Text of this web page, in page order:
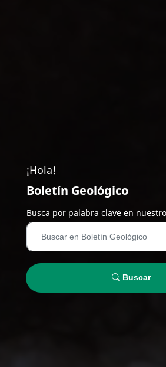
¡Hola!
Boletín Geológico
Busca por palabra clave en
Buscar